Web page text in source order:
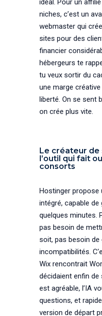
idéal. Pour un
niches, c’est un
webmaster qui
sites pour des
financier
hébergeurs te
tu veux sortir du
une marge
liberté. On se sent
on crée plus vite.
Le créateur
l’outil qui fait
consorts
Hostinger propose
intégré, capable de
quelques minutes.
pas besoin de
soit, pas besoin de
incompatibilités.
Wix rencontrait
décidaient enfin de
est agréable, l’IA
questions, et
version de départ